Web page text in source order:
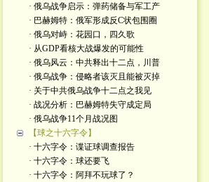
· 俄乌战争启示：弹药储备与军工产
· 巴赫姆特：俄军形成反C状包围圈
· 俄乌对峙：花园口，四久歌
· 从GDP看核大战爆发的可能性
· 俄乌风云：中共释出十二点，川普
· 俄乌战争：侵略者该灭且能被灭掉
· 关于中共俄乌战争十二点之我见
· 战况分析：巴赫姆特失守成定局
· 俄乌战争11个月战况图
【球之十六字令】
· 十六字令：谍证球调查报告
· 十六字令：球还要飞
· 十六字令：阿拜不玩球了？